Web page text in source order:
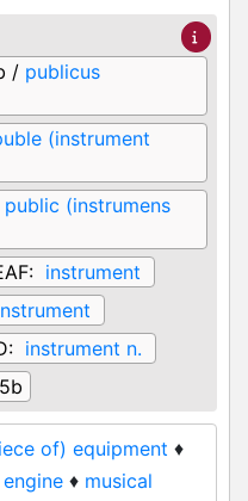
/ publicus
(instrument
public (instrumens
instrument
instrument n.
of) equipment ♦
♦ musical